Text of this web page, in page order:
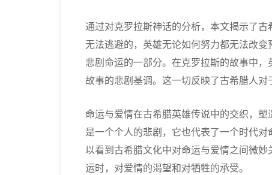
通过对克罗拉斯神话的分析，本文揭示了
无法逃避的，英雄无论如何努力都无法改
悲剧命运的一部分。在克罗拉斯的故事中
故事的悲剧基调。这一切反映了古希腊人对
命运与爱情在古希腊英雄传说中的交织，
是一个个人的悲剧，它也代表了一个时代
以看到古希腊文化中对命运与爱情之间微
运时，对爱情的渴望和对牺牲的承受。